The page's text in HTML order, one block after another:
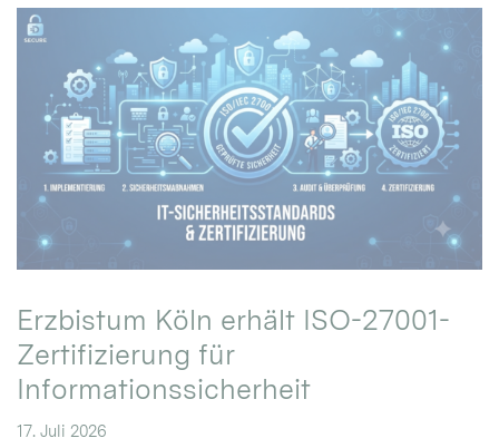
Erzbistum Köln erhält ISO-27001-
Zertifizierung für
Informationssicherheit
17. Juli 2026